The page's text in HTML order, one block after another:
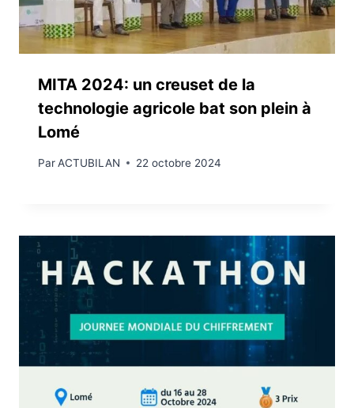
MITA 2024: un creuset de la
technologie agricole bat son plein à
Lomé
ParACTUBILAN 22 octobre 2024